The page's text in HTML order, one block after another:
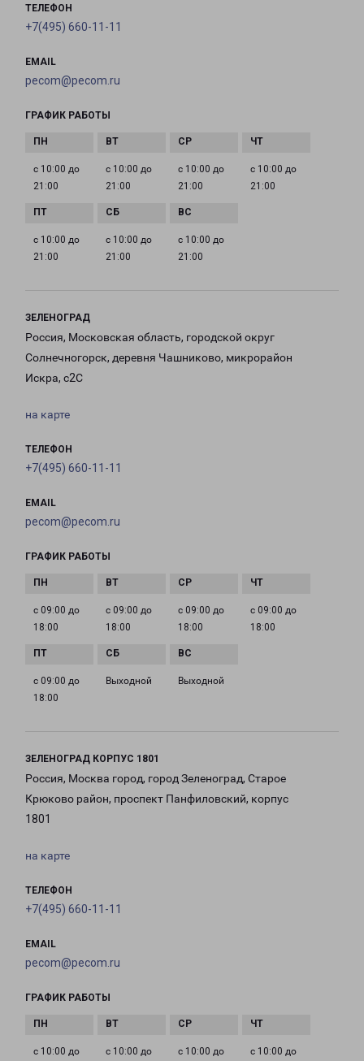
ТЕЛЕФОН
+7(495) 660-11-11
EMAIL
pecom@pecom.ru
ГРАФИК РАБОТЫ
с 10:00 до
21:00
с 10:00 до
21:00
с 10:00 до
21:00
с 10:00 до
21:00
с 10:00 до
21:00
с 10:00 до
21:00
с 10:00 до
21:00
ЗЕЛЕНОГРАД
Россия, Московская область, городской округ
Солнечногорск, деревня Чашниково, микрорайон
Искра, с2С
на карте
ТЕЛЕФОН
+7(495) 660-11-11
EMAIL
pecom@pecom.ru
ГРАФИК РАБОТЫ
с 09:00 до
18:00
с 09:00 до
18:00
с 09:00 до
18:00
с 09:00 до
18:00
с 09:00 до
18:00
Выходной Выходной
ЗЕЛЕНОГРАД КОРПУС 1801
Россия, Москва город, город Зеленоград, Старое
Крюково район, проспект Панфиловский, корпус
1801
на карте
ТЕЛЕФОН
+7(495) 660-11-11
EMAIL
pecom@pecom.ru
ГРАФИК РАБОТЫ
с 10:00 до
с 10:00 до
с 10:00 до
с 10:00 до